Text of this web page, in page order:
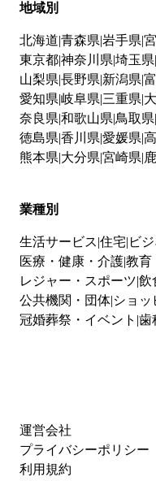
地域別
北海道 青森県 岩手県
東京都神奈川県 埼玉県
山梨県 長野県 新潟県
愛知県 岐阜県 三重県
奈良県 和歌山県 鳥取県
徳島県 香川県 愛媛県
熊本県 大分県 宮崎県
業種別
生活サービス 住宅 ビ
医療・健康・介護教育
レジャー・スポーツ 飲
公共機関・団体 ショッ
冠婚葬祭・イベント 歯
運営会社
プライバシーポリシー
利用規約